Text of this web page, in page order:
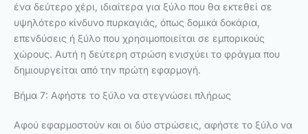
ένα δεύτερο χέρι, ιδιαίτερα για ξύλο που θα εκτεθεί σε
υψηλότερο κίνδυνο πυρκαγιάς, όπως δομικά δοκάρια,
επενδύσεις ή ξύλο που χρησιμοποιείται σε εμπορικούς
χώρους. Αυτή η δεύτερη στρώση ενισχύει το φράγμα που
δημιουργείται από την πρώτη εφαρμογή.
Βήμα 7: Αφήστε το ξύλο να στεγνώσει πλήρως
Αφού εφαρμοστούν και οι δύο στρώσεις, αφήστε το ξύλο να